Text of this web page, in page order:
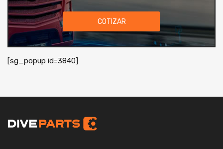
COTIZAR
[sg_popup id=3840]